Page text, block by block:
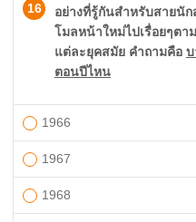
16
อย่างที่รู้กันสำหรับสายนั
โมลหน้าใหม่ไปเรื่อยๆต
แต่ละยุคสมัย คำถามคือ บ
ตอนปีไหน
1966
1967
1968